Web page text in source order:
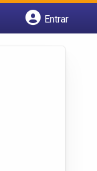
Entrar